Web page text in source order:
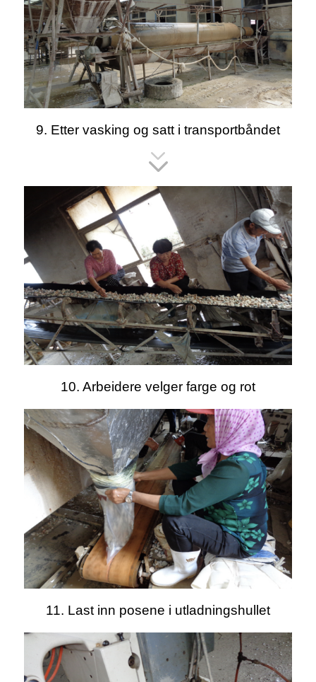
9. Etter vasking og satt i transportbåndet
10. Arbeidere velger farge og rot
11. Last inn posene i utladningshullet